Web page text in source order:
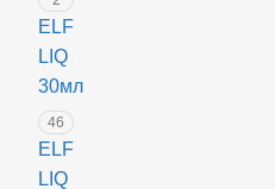
ELF
LIQ
30мл
46
ELF
LIQ